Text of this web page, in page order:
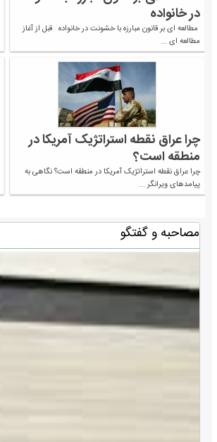
در خانواده
مطالعه ای بر قانون مبارزه با خشونت در خانواده قبل از آغاز
مطالعه ای ...
چرا عراق نقطه استراتژیک آمریکا در
منطقه است؟
چرا عراق نقطه استراتژیک آمریکا در منطقه است؟ نگاهی به
پیامدهای ویرانگر ...
مصاحبه و گفتگو